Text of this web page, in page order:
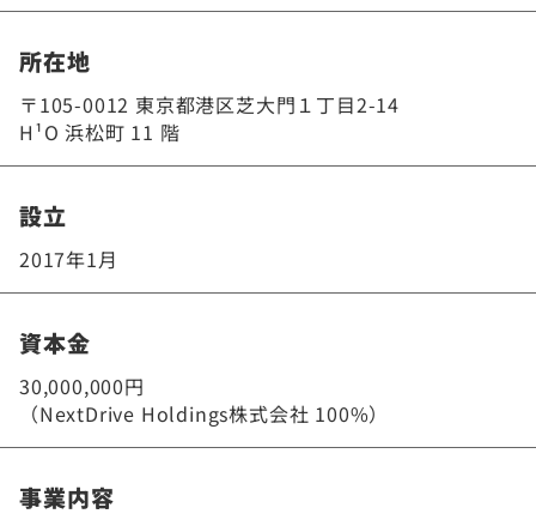
所在地
〒105-0012 東京都港区芝大門１丁目2-14
H¹O 浜松町 11 階
設立
2017年1月
資本金
30,000,000円
（NextDrive Holdings株式会社 100%）
事業内容